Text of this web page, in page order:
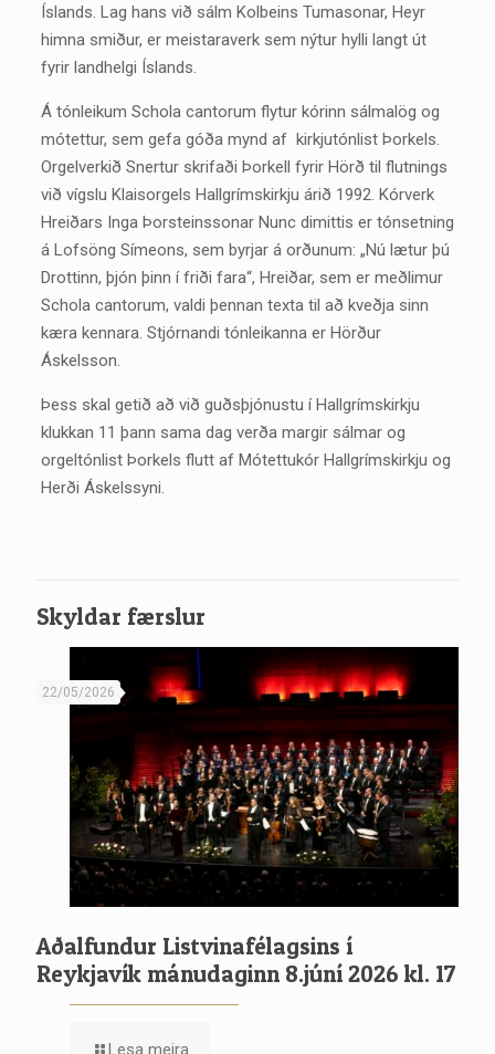
Íslands. Lag hans við sálm Kolbeins Tumasonar, Heyr
himna smiður, er meistaraverk sem nýtur hylli langt út
fyrir landhelgi Íslands.
Á tónleikum Schola cantorum flytur kórinn sálmalög og
mótettur, sem gefa góða mynd af kirkjutónlist Þorkels.
Orgelverkið Snertur skrifaði Þorkell fyrir Hörð til flutnings
við vígslu Klaisorgels Hallgrímskirkju árið 1992. Kórverk
Hreiðars Inga Þorsteinssonar Nunc dimittis er tónsetning
á Lofsöng Símeons, sem byrjar á orðunum: „Nú lætur þú
Drottinn, þjón þinn í friði fara“, Hreiðar, sem er meðlimur
Schola cantorum, valdi þennan texta til að kveðja sinn
kæra kennara. Stjórnandi tónleikanna er Hörður
Áskelsson.
Þess skal getið að við guðsþjónustu í Hallgrímskirkju
klukkan 11 þann sama dag verða margir sálmar og
orgeltónlist Þorkels flutt af Mótettukór Hallgrímskirkju og
Herði Áskelssyni.
Skyldar færslur
22/05/2026
Aðalfundur Listvinafélagsins í
Reykjavík mánudaginn 8.júní 2026 kl. 17
Lesa meira